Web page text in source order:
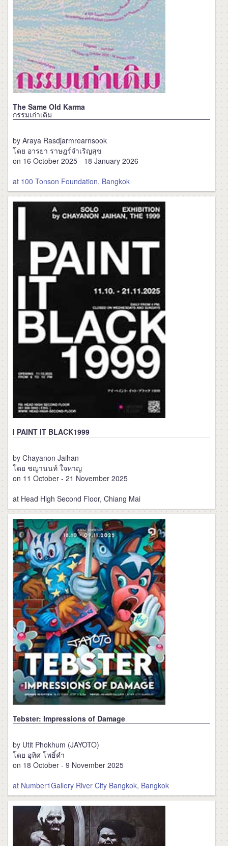
The Same Old Karma
กรรมเก่าเดิม
by Araya Rasdjarmrearnsook
โดย อารยา ราษฎร์จำเริญสุข
on 16 October 2025 - 18 January 2026
at 100 Tonson Foundation, Bangkok
I PAINT IT BLACK1999
by Chayanon Jaihan
โดย ชญานนท์ ใจหาญ
on 11 October - 21 November 2025
at Head High Second Floor, Chiang Mai
Tebster: Impressions of Damage
by Utit Phokhum (JAYOTO)
โดย อุทิศ โพธิ์คำ
on 18 October - 9 November 2025
at Number1Gallery River City Bangkok, Bangkok